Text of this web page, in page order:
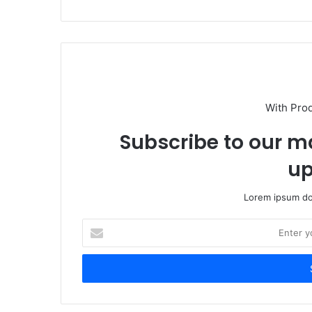
With
Subscribe to our
Lorem ipsum
your
Email